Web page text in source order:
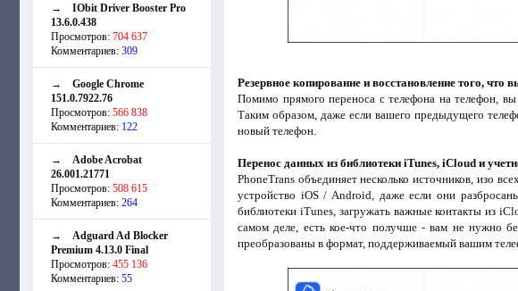
→ IObit Driver Booster Pro
13.6.0.438
Просмотров: 704 637
Комментариев: 309
→ Google Chrome
151.0.7922.76
Просмотров: 566 838
Комментариев: 122
→ Adobe Acrobat
26.001.21771
Просмотров: 508 615
Комментариев: 264
→ Adguard Ad Blocker
Premium 4.13.0 Final
Просмотров: 455 136
Комментариев: 55
Резервное копирование и восстановление того, что
Помимо прямого переноса с телефона на телефон,
Таким образом, даже если вашего предыдущего
новый телефон.
Перенос данных из библиотеки iTunes, iCloud и
PhoneTrans объединяет несколько источников, изо
устройство iOS / Android, даже если они
библиотеки iTunes, загружать важные контакты из
самом деле, есть кое-что получше - вам не нужно
преобразованы в формат, поддерживаемый вашим